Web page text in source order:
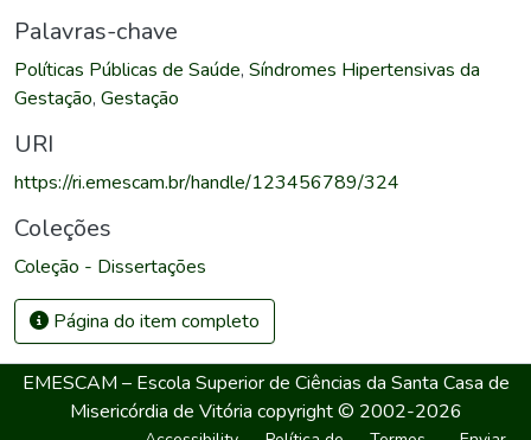
Palavras-chave
Políticas Públicas de Saúde, Síndromes Hipertensivas da
Gestação, Gestação
URI
https://ri.emescam.br/handle/123456789/324
Coleções
Coleção - Dissertações
Página do item completo
EMESCAM – Escola Superior de Ciências da Santa Casa de
Misericórdia de Vitória copyright © 2002-2026